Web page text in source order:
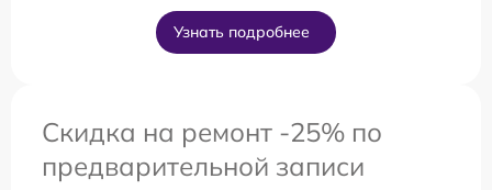
Узнать подробнее
Скидка на ремонт -25% по
предварительной записи